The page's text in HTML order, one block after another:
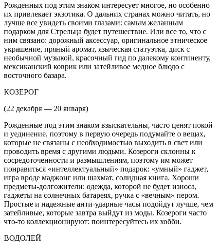
Рожденных под этим знаком интересует многое, но особенно
их привлекает экзотика. О дальних странах можно читать, но
лучше все увидеть своими глазами: самым желанным
подарком для Стрельца будет путешествие. Или все то, что с
ним связано: дорожный аксессуар, оригинальное этническое
украшение, пряный аромат, языческая статуэтка, диск с
необычной музыкой, красочный гид по далекому континенту,
мексиканский коврик или затейливое медное блюдо с
восточного базара.
КОЗЕРОГ
(22 декабря — 20 января)
Рожденные под этим знаком взыскательны, часто ценят покой
и уединение, поэтому в первую очередь подумайте о вещах,
которые не связаны с необходимостью выходить в свет или
проводить время с другими людьми. Козероги склонны к
сосредоточенности и размышлениям, поэтому им может
понравиться «интеллектуальный» подарок: «умный» гаджет,
игра вроде маджонг или шахмат, солидная книга. Хороши
предметы-долгожители: одежда, которой не будет износа,
гаджеты на солнечных батареях, ручка с «вечным» пером.
Простые и надежные анти-ударные часы подойдут лучше, чем
затейливые, которые завтра выйдут из моды. Козероги часто
что-то коллекционируют: поинтересуйтесь их хобби.
ВОДОЛЕЙ